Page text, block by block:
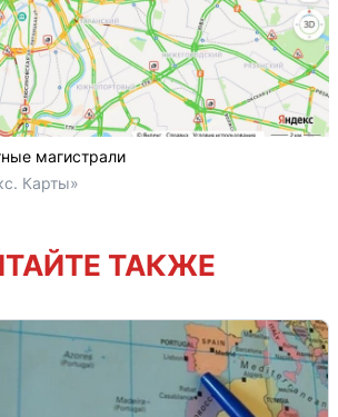
магистрали
Карты»
ТАКЖЕ